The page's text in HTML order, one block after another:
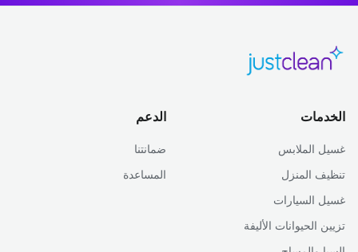
الخدمات
غسيل الملابس
تنظيف المنزل
غسيل السيارات
تزيين الحيوانات الأليفة
الدعم
ضمانتنا
المساعدة